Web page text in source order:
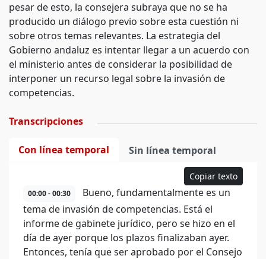
pesar de esto, la consejera subraya que no se ha
producido un diálogo previo sobre esta cuestión ni
sobre otros temas relevantes. La estrategia del
Gobierno andaluz es intentar llegar a un acuerdo con
el ministerio antes de considerar la posibilidad de
interponer un recurso legal sobre la invasión de
competencias.
Transcripciones
Con línea temporal Sin línea temporal
Copiar texto
00:00 - 00:30
Bueno, fundamentalmente es un
tema de invasión de competencias. Está el
informe de gabinete jurídico, pero se hizo en el
día de ayer porque los plazos finalizaban ayer.
Entonces, tenía que ser aprobado por el Consejo